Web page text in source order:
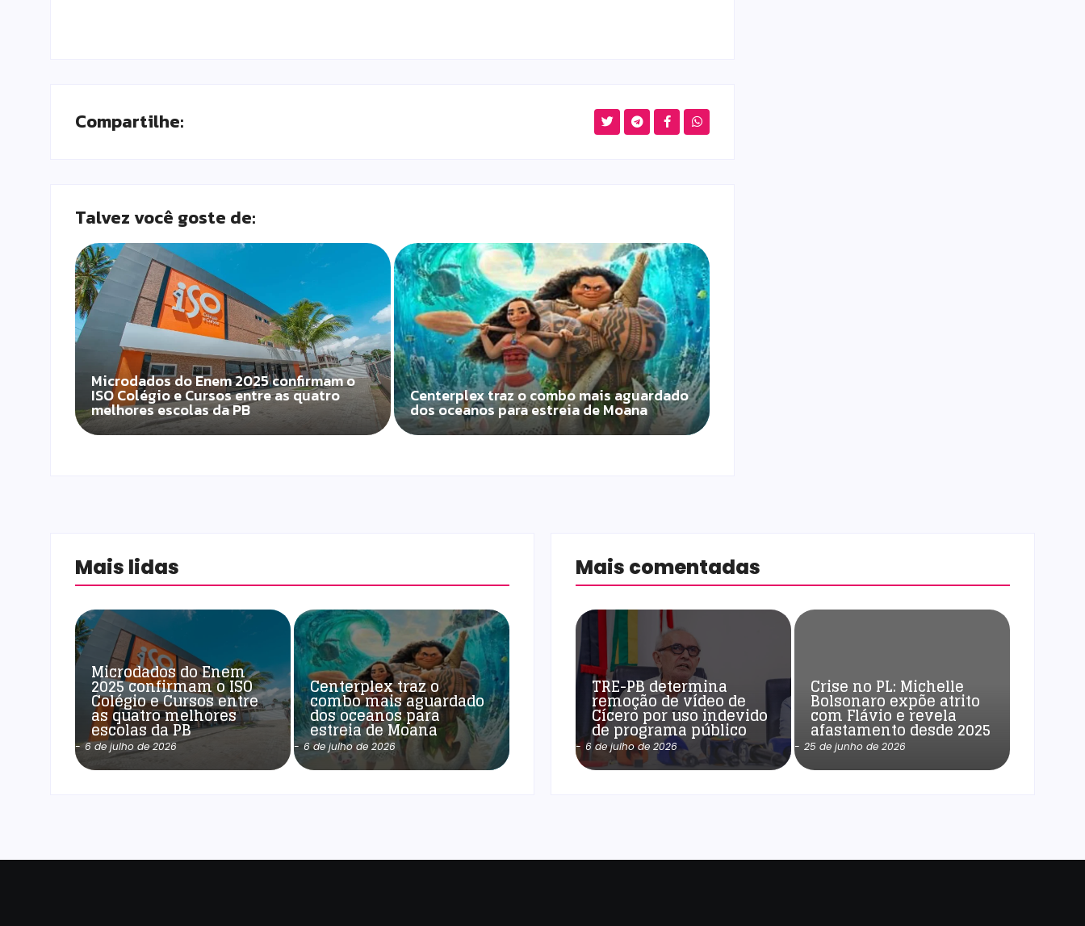
Compartilhe:
Talvez você goste de:
Microdados do Enem 2025 confirmam o
ISO Colégio e Cursos entre as quatro
melhores escolas da PB
Centerplex traz o combo mais aguardado
dos oceanos para estreia de Moana
Mais lidas
Microdados do Enem
2025 confirmam o ISO
Colégio e Cursos entre
as quatro melhores
escolas da PB
- 6 de julho de 2026
Centerplex traz o
combo mais aguardado
dos oceanos para
estreia de Moana
- 6 de julho de 2026
Mais comentadas
TRE-PB determina
remoção de vídeo de
Cícero por uso indevido
de programa público
- 6 de julho de 2026
Crise no PL: Michelle
Bolsonaro expõe atrito
com Flávio e revela
afastamento desde 2025
- 25 de junho de 2026